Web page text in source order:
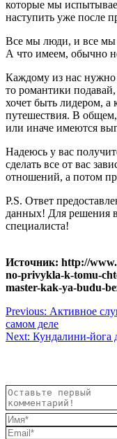
которые мы
наступить уже после
Все мы люди, и все мы
А что имеем, обычно
Каждому из нас
то романтики
хочет быть лидером, а
путешествия. В
или иначе имеются
Надеюсь у вас
сделать все от вас
отношений, а потом
P.S. Ответ
данных! Для решения
специалиста!
Источник: http://
no-privykla-k-tomu-
master-kak-ya-budu-
Навигация
по
Previous: Активное
самом деле
Next: Кундалини-йога